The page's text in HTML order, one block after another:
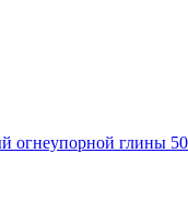
огнеупорной глины